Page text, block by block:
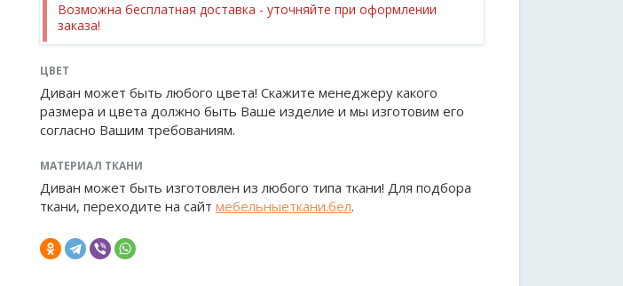
Возможна бесплатная доставка - уточняйте при оформлении
заказа!
ЦВЕТ
Диван может быть любого цвета! Скажите менеджеру какого
размера и цвета должно быть Ваше изделие и мы изготовим его
согласно Вашим требованиям.
МАТЕРИАЛ ТКАНИ
Диван может быть изготовлен из любого типа ткани! Для подбора
ткани, переходите на сайт мебельныеткани.бел.